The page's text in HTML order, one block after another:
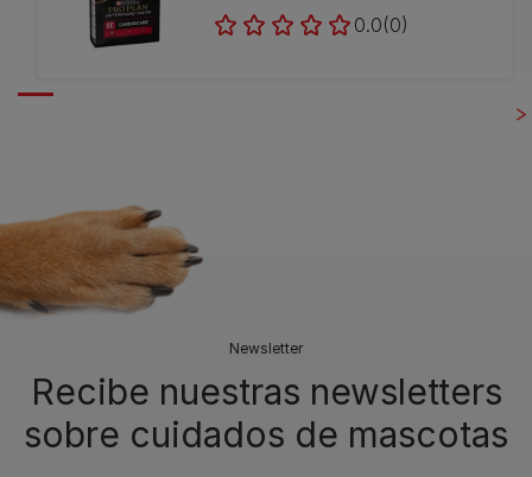
0.0(0)
Newsletter
Recibe nuestras newsletters
sobre cuidados de mascotas​